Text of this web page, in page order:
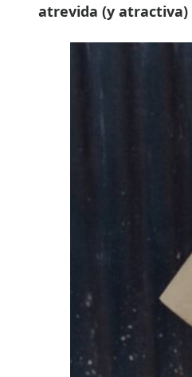
atrevida (y atractiva)